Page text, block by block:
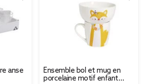
anse
Ensemble bol et mug en
porcelaine motif enfant